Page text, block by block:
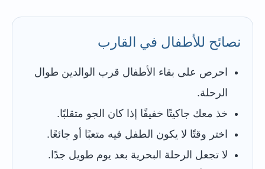
نصائح للأطفال في القارب
احرص على بقاء الأطفال قرب الوالدين طوال
الرحلة.
خذ معك جاكيتًا خفيفًا إذا كان الجو متقلبًا.
اختر وقتًا لا يكون الطفل فيه متعبًا أو جائعًا.
لا تجعل الرحلة البحرية بعد يوم طويل جدًا.